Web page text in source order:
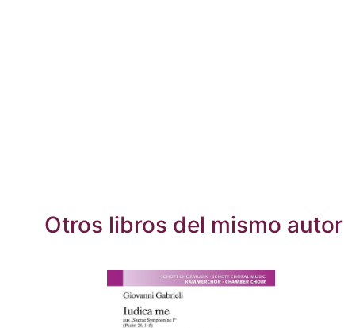
Otros libros del mismo autor